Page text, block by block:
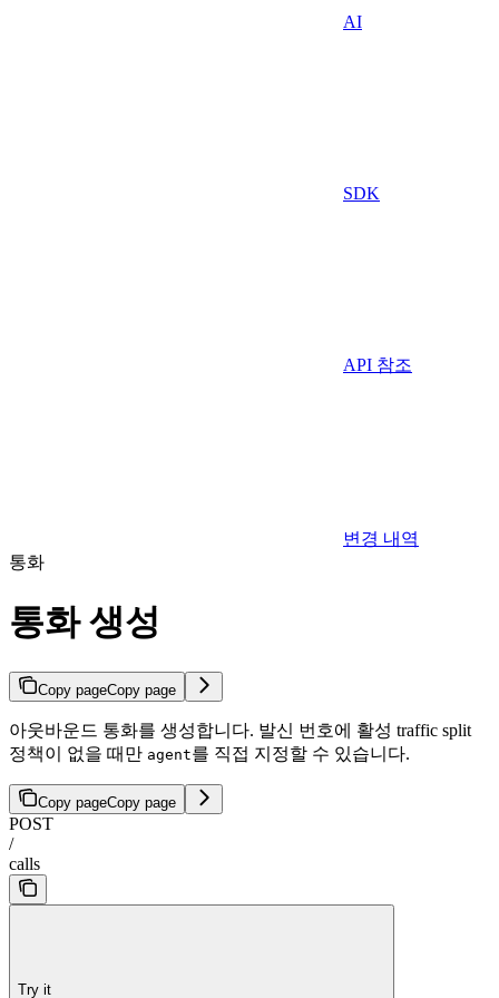
AI
SDK
API 참조
변경 내역
통화
통화 생성
Copy pageCopy page
아웃바운드 통화를 생성합니다. 발신 번호에 활성 traffic split
정책이 없을 때만 agent를 직접 지정할 수 있습니다.
Copy pageCopy page
POST
/
calls
Try it